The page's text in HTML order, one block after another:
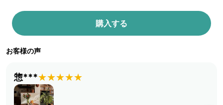
お客様の声
惣***★★★★★
購入する